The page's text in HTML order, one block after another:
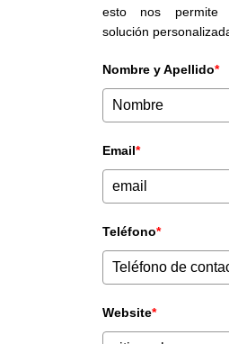
esto nos permite
solución
Nombre y Apellido*
Email*
Teléfono*
Website*